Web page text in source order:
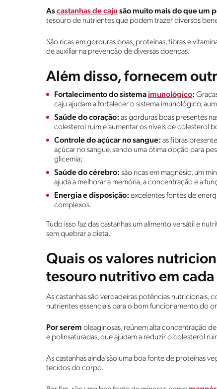
Ascastanhas de caju são muito mais do que um
tesouro de nutrientes que podem trazer diversos
São ricas em gorduras boas, proteínas, fibras e
de auxiliar na prevenção de diversas doenças.
Além disso, fornecem
Fortalecimento do sistema imunológico:
caju ajudam a fortalecer o sistema imunológico,
Saúde do coração: as gorduras boas presentes
colesterol ruim e aumentar os níveis de colesterol
Controle do açúcar no sangue: as fibras
açúcar no sangue, sendo uma ótima opção para
glicemia;
Saúde do cérebro: são ricas em magnésio, um
ajuda a melhorar a memória, a concentração e a
Energia e disposição: excelentes fontes de
complexos.
Tudo isso faz das castanhas um alimento versátil e
sem quebrar a dieta.
Quais os valores
tesouro nutritivo em
As castanhas são verdadeiras potências
nutrientes essenciais para o bom funcionamento do
Por serem oleaginosas, reúnem alta concentração
e polinsaturadas, que ajudam a reduzir o colesterol
As castanhas ainda são uma boa fonte de proteínas
tecidos do corpo.